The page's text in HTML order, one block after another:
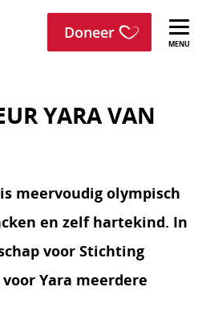
Doneer menu
YARA VAN
meervoudig olympisch
en zelf hartekind. In
voor Stichting
Yara meerdere